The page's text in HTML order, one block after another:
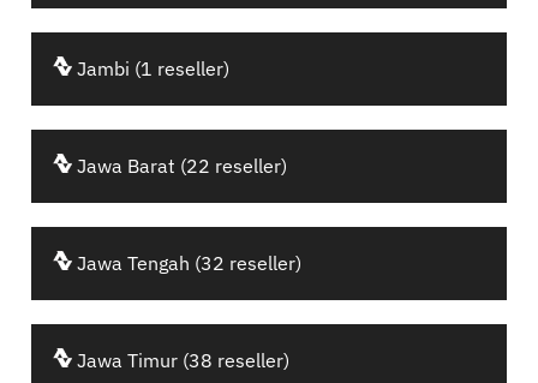
Jambi (1 reseller)
Jawa Barat (22 reseller)
Jawa Tengah (32 reseller)
Jawa Timur (38 reseller)